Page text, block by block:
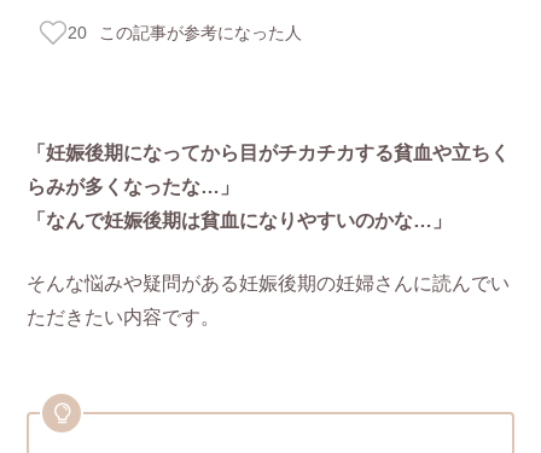
20 この記事が参考になった人
「妊娠後期になってから目がチカチカする貧血や立ちく
らみが多くなったな…」
「なんで妊娠後期は貧血になりやすいのかな…」
そんな悩みや疑問がある妊娠後期の妊婦さんに読んでい
ただきたい内容です。